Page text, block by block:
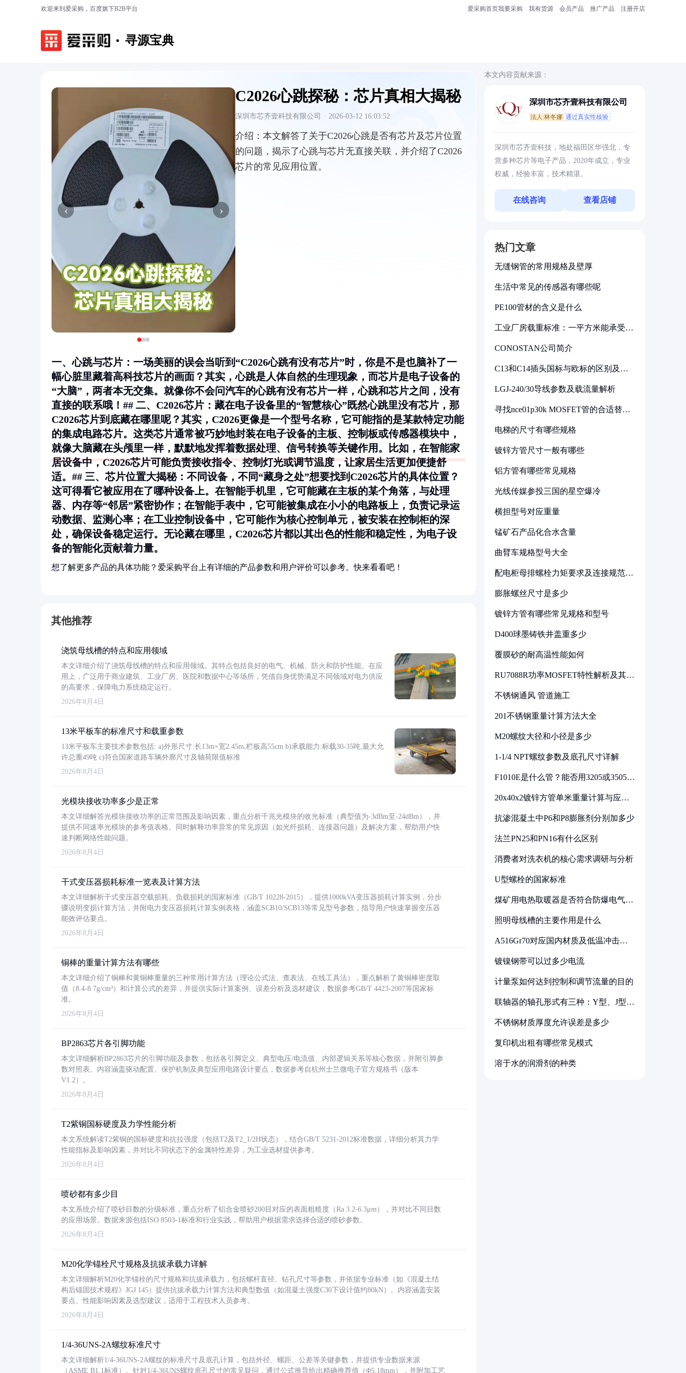
欢迎来到爱采购，百度旗下B2B平台 爱采购首页我要采购 我有货源 会员产品 推广产品 注册开店
寻源宝典
‹ ›
C2026心跳探秘：芯片真相大揭秘
深圳市芯齐壹科技有限公司 · 2026-03-12 16:03:52
介绍： 本文解答了关于C2026心跳是否有芯片及芯片位置
的问题，揭示了心跳与芯片无直接关联，并介绍了C2026
芯片的常见应用位置。
一、心跳与芯片：一场美丽的误会当听到“C2026心跳有没有芯片”时，你是不是也脑补了一
幅心脏里藏着高科技芯片的画面？其实，心跳是人体自然的生理现象，而芯片是电子设备的
“大脑”，两者本无交集。就像你不会问汽车的心跳有没有芯片一样，心跳和芯片之间，没有
直接的联系哦！## 二、C2026芯片：藏在电子设备里的“智慧核心”既然心跳里没有芯片，那
C2026芯片到底藏在哪里呢？其实，C2026更像是一个型号名称，它可能指的是某款特定功能
的集成电路芯片。这类芯片通常被巧妙地封装在电子设备的主板、控制板或传感器模块中，
就像大脑藏在头颅里一样，默默地发挥着数据处理、信号转换等关键作用。比如，在智能家
居设备中，C2026芯片可能负责接收指令、控制灯光或调节温度，让家居生活更加便捷舒
适。## 三、芯片位置大揭秘：不同设备，不同“藏身之处”想要找到C2026芯片的具体位置？
这可得看它被应用在了哪种设备上。在智能手机里，它可能藏在主板的某个角落，与处理
器、内存等“邻居”紧密协作；在智能手表中，它可能被集成在小小的电路板上，负责记录运
动数据、监测心率；在工业控制设备中，它可能作为核心控制单元，被安装在控制柜的深
处，确保设备稳定运行。无论藏在哪里，C2026芯片都以其出色的性能和稳定性，为电子设
备的智能化贡献着力量。
想了解更多产品的具体功能？爱采购平台上有详细的产品参数和用户评价可以参考。快来看看吧！
其他推荐
浇筑母线槽的特点和应用领域
本文详细介绍了浇筑母线槽的特点和应用领域。其特点包括良好的电气、机械、防火和防护性能。在应
用上，广泛用于商业建筑、工业厂房、医院和数据中心等场所，凭借自身优势满足不同领域对电力供应
的高要求，保障电力系统稳定运行。
2026年8月4日
13米平板车的标准尺寸和载重参数
13米平板车主要技术参数包括: a)外形尺寸:长13m×宽2.45m,栏板高55cm b)承载能力:标载30-35吨,最大允
许总重49吨 c)符合国家道路车辆外廓尺寸及轴荷限值标准
2026年8月4日
光模块接收功率多少是正常
本文详细解答光模块接收功率的正常范围及影响因素，重点分析千兆光模块的收光标准（典型值为-3dBm至-24dBm），并
提供不同速率光模块的参考值表格。同时解释功率异常的常见原因（如光纤损耗、连接器问题）及解决方案，帮助用户快
速判断网络性能问题。
2026年8月4日
干式变压器损耗标准一览表及计算方法
本文详细解析干式变压器空载损耗、负载损耗的国家标准（GB/T 10228-2015），提供1000kVA变压器损耗计算实例，分步
骤说明变损计算方法，并附电力变压器损耗计算实例表格，涵盖SCB10/SCB13等常见型号参数，指导用户快速掌握变压器
能效评估要点。
2026年8月4日
铜棒的重量计算方法有哪些
本文详细介绍了铜棒和黄铜棒重量的三种常用计算方法（理论公式法、查表法、在线工具法），重点解析了黄铜棒密度取
值（8.4-8.7g/cm³）和计算公式的差异，并提供实际计算案例、误差分析及选材建议，数据参考GB/T 4423-2007等国家标
准。
2026年8月4日
BP2863芯片各引脚功能
本文详细解析BP2863芯片的引脚功能及参数，包括各引脚定义、典型电压/电流值、内部逻辑关系等核心数据，并附引脚参
数对照表。内容涵盖驱动配置、保护机制及典型应用电路设计要点，数据参考自杭州士兰微电子官方规格书（版本
V1.2）。
2026年8月4日
T2紫铜国标硬度及力学性能分析
本文系统解读T2紫铜的国标硬度和抗拉强度（包括T2及T2_1/2H状态），结合GB/T 5231-2012标准数据，详细分析其力学
性能指标及影响因素，并对比不同状态下的金属特性差异，为工业选材提供参考。
2026年8月4日
喷砂都有多少目
本文系统介绍了喷砂目数的分级标准，重点分析了铝合金喷砂200目对应的表面粗糙度（Ra 3.2-6.3μm），并对比不同目数
的应用场景。数据来源包括ISO 8503-1标准和行业实践，帮助用户根据需求选择合适的喷砂参数。
2026年8月4日
M20化学锚栓尺寸规格及抗拔承载力详解
本文详细解析M20化学锚栓的尺寸规格和抗拔承载力，包括螺杆直径、钻孔尺寸等参数，并依据专业标准（如《混凝土结
构后锚固技术规程》JGJ 145）提供抗拔承载力计算方法和典型数值（如混凝土强度C30下设计值约80kN）。内容涵盖安装
要点、性能影响因素及选型建议，适用于工程技术人员参考。
2026年8月4日
1/4-36UNS-2A螺纹标准尺寸
本文详细解析1/4-36UNS-2A螺纹的标准尺寸及底孔计算，包括外径、螺距、公差等关键参数，并提供专业数据来源
（ASME B1.1标准）。针对1/4-36UNS螺纹底孔尺寸的常见疑问，通过公式推导给出精确推荐值（Φ5.18mm），并附加工艺
本文内容贡献来源：
深圳市芯齐壹科技有限公司
法人:林冬娜 通过真实性核验
深圳市芯齐壹科技，地处福田区华强北，专
营多种芯片等电子产品，2020年成立，专业
权威，经验丰富，技术精湛。
在线咨询 查看店铺
热门文章
无缝钢管的常用规格及壁厚
生活中常见的传感器有哪些呢
PE100管材的含义是什么
工业厂房载重标准：一平方米能承受多
CONOSTAN公司简介
C13和C14插头国标与欧标的区别及其
LGJ-240/30导线参数及载流量解析
寻找nce01p30k MOSFET管的合适替代
电梯的尺寸有哪些规格
镀锌方管尺寸一般有哪些
铝方管有哪些常见规格
光线传媒参投三国的星空爆冷
横担型号对应重量
锰矿石产品化合水含量
曲臂车规格型号大全
配电柜母排螺栓力矩要求及连接规范详
膨胀螺丝尺寸是多少
镀锌方管有哪些常见规格和型号
D400球墨铸铁井盖重多少
覆膜砂的耐高温性能如何
RU7088R功率MOSFET特性解析及其在
不锈钢通风 管道施工
201不锈钢重量计算方法大全
M20螺纹大径和小径是多少
1-1/4 NPT螺纹参数及底孔尺寸详解
F1010E是什么管？能否用3205或3505代
20x40x2镀锌方管单米重量计算与应用
抗渗混凝土中P6和P8膨胀剂分别加多少
法兰PN25和PN16有什么区别
消费者对洗衣机的核心需求调研与分析
U型螺栓的国家标准
煤矿用电热取暖器是否符合防爆电气设
照明母线槽的主要作用是什么
A516Gr70对应国内材质及低温冲击要
镀镍钢带可以过多少电流
计量泵如何达到控制和调节流量的目的
联轴器的轴孔形式有三种：Y型、J型、
不锈钢材质厚度允许误差是多少
复印机出租有哪些常见模式
溶于水的润滑剂的种类